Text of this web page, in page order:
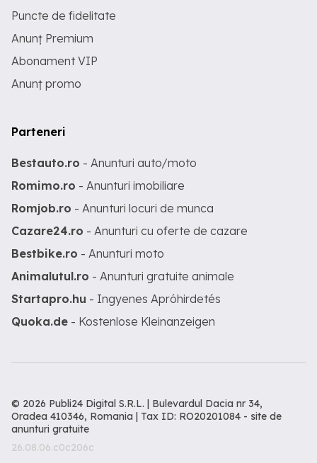
Puncte de fidelitate
Anunț Premium
Abonament VIP
Anunț promo
Parteneri
Bestauto.ro - Anunturi auto/moto
Romimo.ro - Anunturi imobiliare
Romjob.ro - Anunturi locuri de munca
Cazare24.ro - Anunturi cu oferte de cazare
Bestbike.ro - Anunturi moto
Animalutul.ro - Anunturi gratuite animale
Startapro.hu - Ingyenes Apróhirdetés
Quoka.de - Kostenlose Kleinanzeigen
© 2026 Publi24 Digital S.R.L. | Bulevardul Dacia nr 34,
Oradea 410346, Romania | Tax ID: RO20201084 - site de
anunturi gratuite
26.08.06.c0c206c